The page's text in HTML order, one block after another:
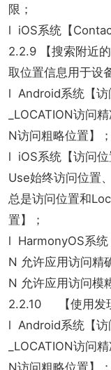
限；
l iOS系统【
2.2.9 【搜索附近
取位置信息用于设
l Android系统【访
_LOCATION访问
N访问粗略位置】；
l iOS系统【访问
Use始终访问位置
总是访问位置和
置】；
l HarmonyOS系统
N 允许应用访问精
N 允许应用访问模
2.2.10 【使用发
l Android系统【访
_LOCATION访问